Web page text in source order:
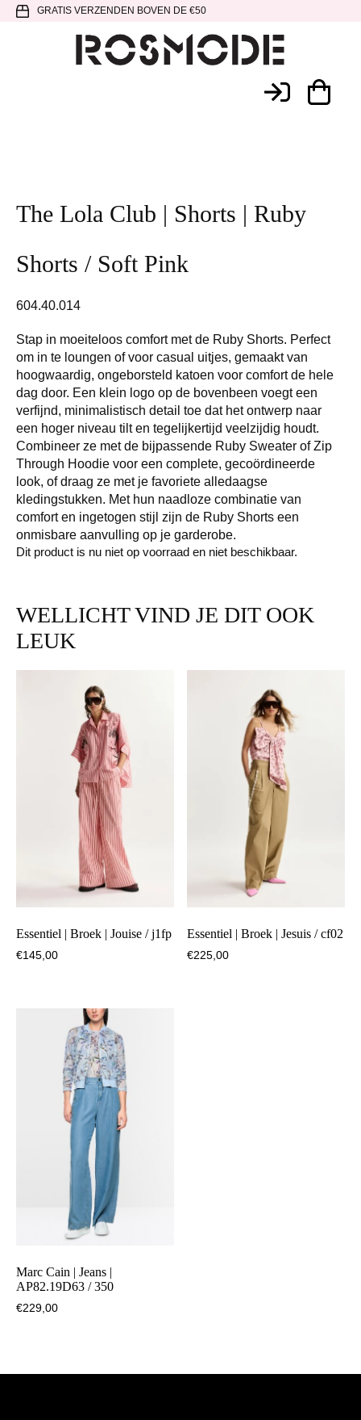
Spring
hoofdnavigatie
Door
SpringGRATIS VERZENDEN BOVEN DE €50
The Lola Club | Shorts | Ruby
Shorts / Soft Pink
604.40.014
Stap in moeiteloos comfort met de Ruby Shorts. Perfect
om in te loungen of voor casual uitjes, gemaakt van
hoogwaardig, ongeborsteld katoen voor comfort de hele
dag door. Een klein logo op de bovenbeen voegt een
verfijnd, minimalistisch detail toe dat het ontwerp naar
een hoger niveau tilt en tegelijkertijd veelzijdig houdt.
Combineer ze met de bijpassende Ruby Sweater of Zip
Through Hoodie voor een complete, gecoördineerde
look, of draag ze met je favoriete alledaagse
kledingstukken. Met hun naadloze combinatie van
comfort en ingetogen stijl zijn de Ruby Shorts een
onmisbare aanvulling op je garderobe.
Dit product is nu niet op voorraad en niet beschikbaar.
WELLICHT VIND JE DIT OOK
LEUK
Essentiel | Broek | Jouise / j1fp
€145,00
Essentiel | Broek | Jesuis / cf02
€225,00
Marc Cain | Jeans |
AP82.19D63 / 350
€229,00